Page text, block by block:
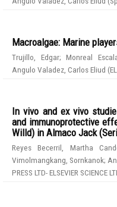
Macroalgae: Marine
Trujillo, Edgar;Monreal
Angulo Valadez, Carlos Eliud (
In vivo and ex vivo
and immunoprotective
Willd) in Almaco Jack
Reyes Becerril, Martha
Vimolmangkang, Sornkanok;
PRESS LTD- ELSEVIER SCIENCE